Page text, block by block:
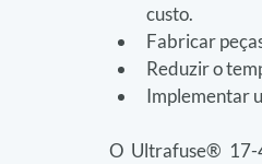
custo.
Fabricar
Reduzir o
Implementar
O Ultrafuse® 17-